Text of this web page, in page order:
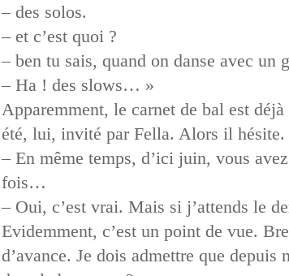
– des solos.
– et c’est quoi ?
– ben tu sais, quand on danse avec un
– Ha ! des slows… »
Apparemment, le carnet de bal est
été, lui, invité par Fella. Alors il
– En même temps, d’ici juin, vous
fois…
– Oui, c’est vrai. Mais si j’attends le
Evidemment, c’est un point de vue.
d’avance. Je dois admettre que